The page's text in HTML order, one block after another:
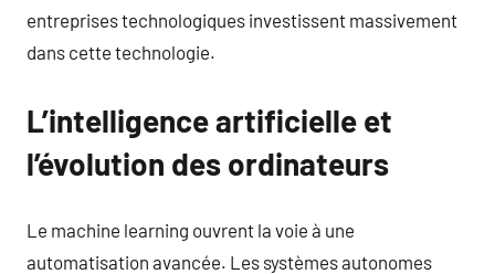
entreprises technologiques investissent massivement
dans cette technologie.
L’intelligence artificielle et
l’évolution des ordinateurs
Le machine learning ouvrent la voie à une
automatisation avancée. Les systèmes autonomes